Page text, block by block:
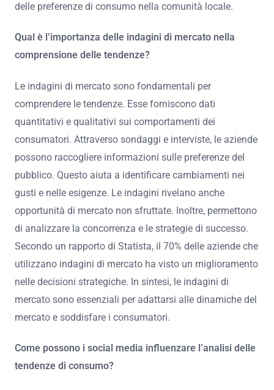
delle preferenze di consumo nella comunità locale.
Qual è l’importanza delle indagini di mercato nella
comprensione delle tendenze?
Le indagini di mercato sono fondamentali per
comprendere le tendenze. Esse forniscono dati
quantitativi e qualitativi sui comportamenti dei
consumatori. Attraverso sondaggi e interviste, le aziende
possono raccogliere informazioni sulle preferenze del
pubblico. Questo aiuta a identificare cambiamenti nei
gusti e nelle esigenze. Le indagini rivelano anche
opportunità di mercato non sfruttate. Inoltre, permettono
di analizzare la concorrenza e le strategie di successo.
Secondo un rapporto di Statista, il 70% delle aziende che
utilizzano indagini di mercato ha visto un miglioramento
nelle decisioni strategiche. In sintesi, le indagini di
mercato sono essenziali per adattarsi alle dinamiche del
mercato e soddisfare i consumatori.
Come possono i social media influenzare l’analisi delle
tendenze di consumo?